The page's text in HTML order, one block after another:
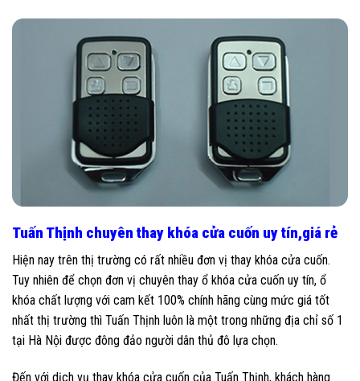
Tuấn Thịnh chuyên thay khóa cửa cuốn uy tín,giá rẻ
Hiện nay trên thị trường có rất nhiều đơn vị thay khóa cửa cuốn.
Tuy nhiên để chọn đơn vị chuyên thay ổ khóa cửa cuốn uy tín, ổ
khóa chất lượng với cam kết 100% chính hãng cùng mức giá tốt
nhất thị trường thì Tuấn Thịnh luôn là một trong những địa chỉ số 1
tại Hà Nội được đông đảo người dân thủ đô lựa chọn.
Đến với dịch vụ thay khóa cửa cuốn của Tuấn Thịnh, khách hàng